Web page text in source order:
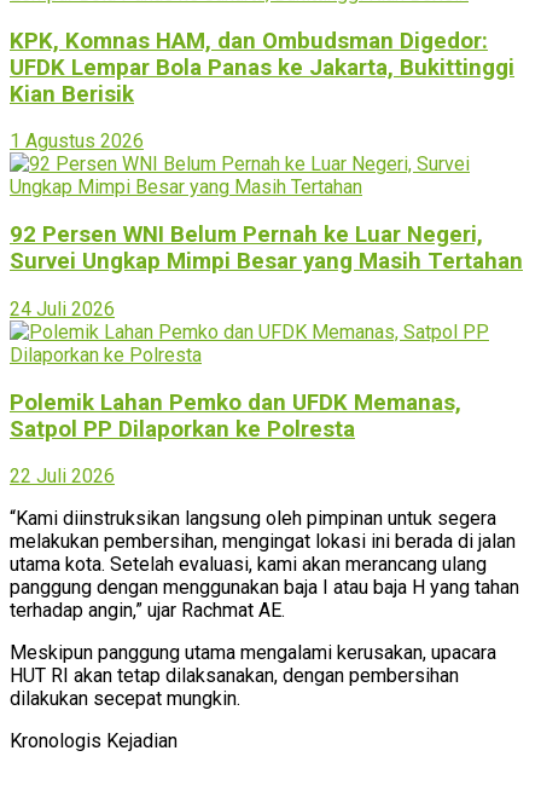
KPK, Komnas HAM, dan Ombudsman Digedor:
UFDK Lempar Bola Panas ke Jakarta, Bukittinggi
Kian Berisik
1 Agustus 2026
92 Persen WNI Belum Pernah ke Luar Negeri,
Survei Ungkap Mimpi Besar yang Masih Tertahan
24 Juli 2026
Polemik Lahan Pemko dan UFDK Memanas,
Satpol PP Dilaporkan ke Polresta
22 Juli 2026
“Kami diinstruksikan langsung oleh pimpinan untuk segera
melakukan pembersihan, mengingat lokasi ini berada di jalan
utama kota. Setelah evaluasi, kami akan merancang ulang
panggung dengan menggunakan baja I atau baja H yang tahan
terhadap angin,” ujar Rachmat AE.
Meskipun panggung utama mengalami kerusakan, upacara
HUT RI akan tetap dilaksanakan, dengan pembersihan
dilakukan secepat mungkin.
Kronologis Kejadian